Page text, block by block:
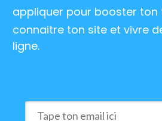
appliquer pour booster ton
connaitre ton site et vivre
ligne.